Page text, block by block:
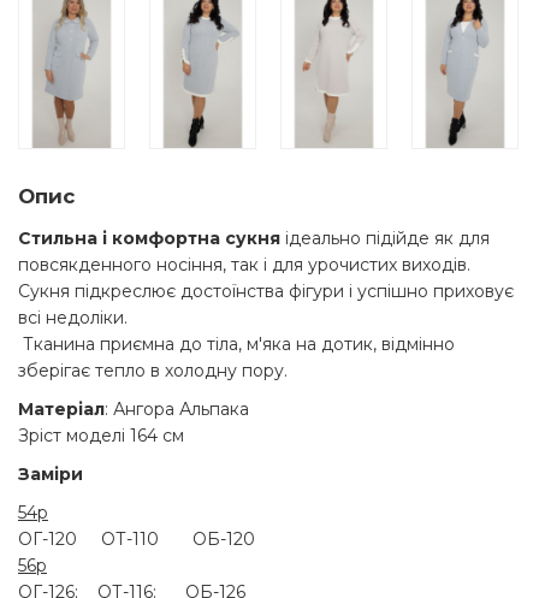
Опис
Стильна і комфортна сукня ідеально підійде як для
повсякденного носіння, так і для урочистих виходів.
Сукня підкреслює достоїнства фігури і успішно приховує
всі недоліки.
Тканина приємна до тіла, м'яка на дотик, відмінно
зберігає тепло в холодну пору.
Матеріал: Ангора Альпака
Зріст моделі 164 см
Заміри
54р
ОГ-120 ОТ-110 ОБ-120
56р
ОГ-126; ОТ-116: ОБ-126